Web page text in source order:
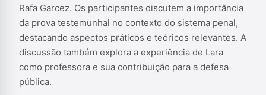
Rafa Garcez. Os participantes discutem a importância
da prova testemunhal no contexto do sistema penal,
destacando aspectos práticos e teóricos relevantes. A
discussão também explora a experiência de Lara
como professora e sua contribuição para a defesa
pública.